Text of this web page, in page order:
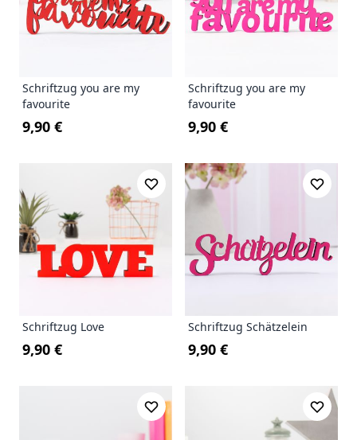
Schriftzug you are my
favourite
9,90 €
Schriftzug you are my
favourite
9,90 €
Schriftzug Love
9,90 €
Schriftzug Schätzelein
9,90 €